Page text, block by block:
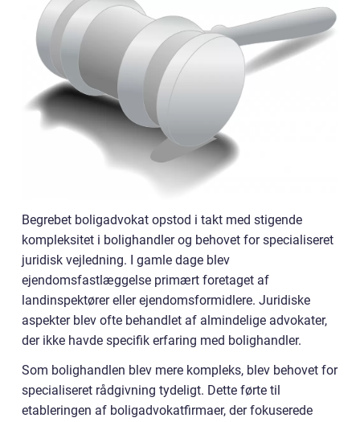
Begrebet boligadvokat opstod i takt med stigende
kompleksitet i bolighandler og behovet for specialiseret
juridisk vejledning. I gamle dage blev
ejendomsfastlæggelse primært foretaget af
landinspektører eller ejendomsformidlere. Juridiske
aspekter blev ofte behandlet af almindelige advokater,
der ikke havde specifik erfaring med bolighandler.
Som bolighandlen blev mere kompleks, blev behovet for
specialiseret rådgivning tydeligt. Dette førte til
etableringen af boligadvokatfirmaer, der fokuserede